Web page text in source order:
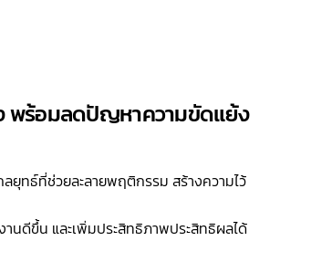
พร้อมลดปัญหาความขัดแย้ง
ยุทธ์ที่ช่วยละลายพฤติกรรม สร้างความไว้
นดีขึ้น และเพิ่มประสิทธิภาพประสิทธิผลได้